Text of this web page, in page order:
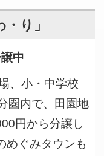
り」
中
、小・中学校
圏内で、田園地
円から分譲し
めぐみタウンも